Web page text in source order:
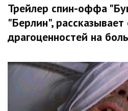
Трейлер спин-оффа
"Берлин",
драгоценностей на